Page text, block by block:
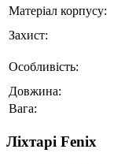
Матеріал корпусу:
Захист:
Особливість:
Довжина:
Вага:
Ліхтарі Fenix